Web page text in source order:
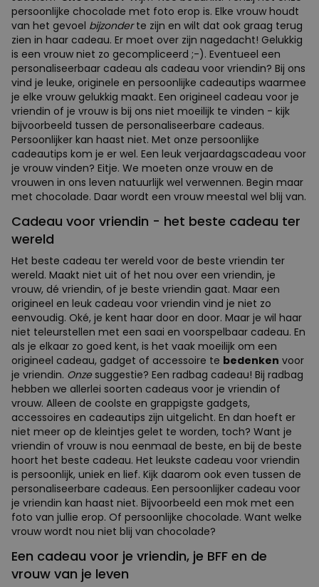
persoonlijke chocolade met foto erop is. Elke vrouw houdt
van het gevoel bijzonderte zijn en wilt dat ook graag terug
zien in haar cadeau. Er moet over zijn nagedacht! Gelukkig
is een vrouw niet zo gecompliceerd ;-). Eventueel een
personaliseerbaar cadeau als cadeau voor vriendin? Bij ons
vind je leuke, originele en persoonlijke cadeautips waarmee
je elke vrouw gelukkig maakt. Een origineel cadeau voor je
vriendin of je vrouw is bij ons niet moeilijk te vinden - kijk
bijvoorbeeld tussen de personaliseerbare cadeaus.
Persoonlijker kan haast niet. Met onze persoonlijke
cadeautips kom je er wel. Een leuk verjaardagscadeau voor
je vrouw vinden? Eitje. We moeten onze vrouw en de
vrouwen in ons leven natuurlijk wel verwennen. Begin maar
met chocolade. Daar wordt een vrouw meestal wel blij van.
Cadeau voor vriendin - het beste cadeau ter
wereld
Het beste cadeau ter wereld voor de beste vriendin ter
wereld. Maakt niet uit of het nou over een vriendin, je
vrouw, dé vriendin, of je beste vriendin gaat. Maar een
origineel en leuk cadeau voor vriendin vind je niet zo
eenvoudig. Oké, je kent haar door en door. Maar je wil haar
niet teleurstellen met een saai en voorspelbaar cadeau. En
als je elkaar zo goed kent, is het vaak moeilijk om een
origineel cadeau, gadget of accessoire te bedenken voor
je vriendin. Onzesuggestie? Een radbag cadeau! Bij radbag
hebben we allerlei soorten cadeaus voor je vriendin of
vrouw. Alleen de coolste en grappigste gadgets,
accessoires en cadeautips zijn uitgelicht. En dan hoeft er
niet meer op de kleintjes gelet te worden, toch? Want je
vriendin of vrouw is nou eenmaal de beste, en bij de beste
hoort het beste cadeau. Het leukste cadeau voor vriendin
is persoonlijk, uniek en lief. Kijk daarom ook even tussen de
personaliseerbare cadeaus. Een persoonlijker cadeau voor
je vriendin kan haast niet. Bijvoorbeeld een mok met een
foto van jullie erop. Of persoonlijke chocolade. Want welke
vrouw wordt nou niet blij van chocolade?
Een cadeau voor je vriendin, je BFF en de
vrouw van je leven